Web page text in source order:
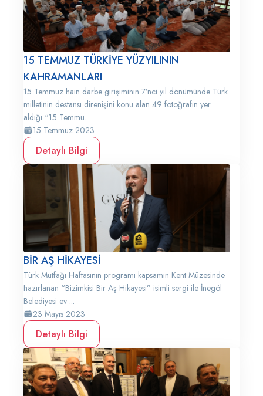
15 TEMMUZ TÜRKİYE YÜZYILININ
KAHRAMANLARI
15 Temmuz hain darbe girişiminin 7’nci yıl dönümünde Türk
milletinin destansı direnişini konu alan 49 fotoğrafın yer
aldığı “15 Temmu...
15 Temmuz 2023
Detaylı Bilgi
BİR AŞ HİKAYESİ
Türk Mutfağı Haftasının programı kapsamın Kent Müzesinde
hazırlanan “Bizimkisi Bir Aş Hikayesi” isimli sergi ile İnegöl
Belediyesi ev ...
23 Mayıs 2023
Detaylı Bilgi